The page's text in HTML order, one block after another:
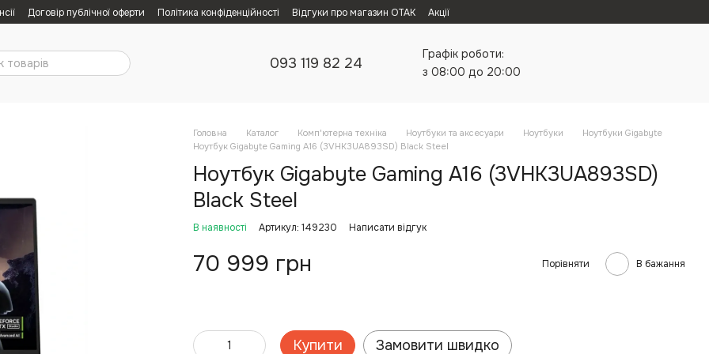
Договір публічної оферти Політика конфіденційності Відгуки про магазин ОТАК Акції
093 119 82 24
Графік роботи:
з 08:00 до 20:00
Головна Каталог Комп'ютерна техніка Ноутбуки та аксесуари Ноутбуки
Ноутбуки Gigabyte
Ноутбук Gigabyte Gaming A16 (3VHK3UA893SD) Black Steel
Ноутбук Gigabyte Gaming A16 (3VHK3UA893SD)
Black Steel
В наявності Артикул: 149230 Написати відгук
70 999 грн Порівняти В бажання
Купити Замовити швидко